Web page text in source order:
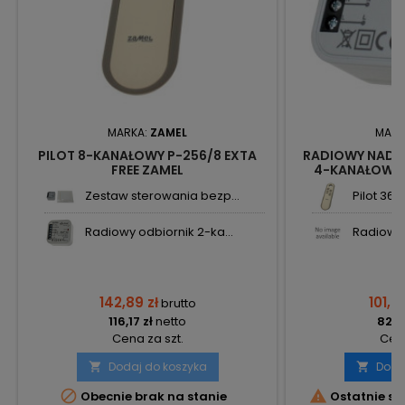
MARKA: ZAMEL
PILOT 8-KANAŁOWY P-256/8 EXTA
FREE ZAMEL
Zestaw sterowania bezp...
Radiowy odbiornik 2-ka...
142,89 złbrutto
116,17 złnetto
Cena za szt.
 Dodaj do koszyka
 Obecnie brak na stanie
RADIOWY
4-KANAŁOWY
Pilot 36-

 Ostatnie